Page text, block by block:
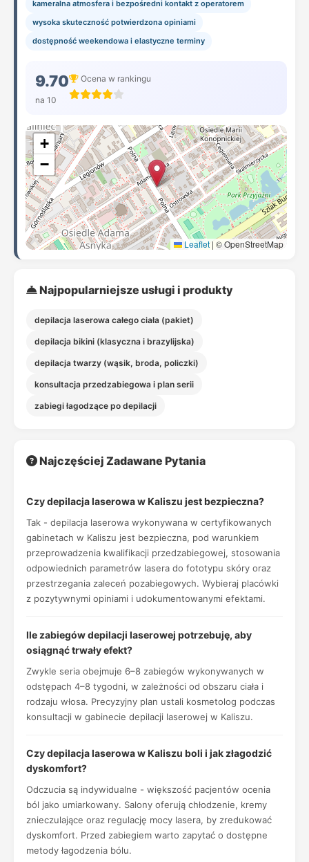
kameralna atmosfera i bezpośredni kontakt z operatorem
wysoka skuteczność potwierdzona opiniami
dostępność weekendowa i elastyczne terminy
9.70
na 10
Ocena w rankingu
+
−
Leaflet | © OpenStreetMap
Najpopularniejsze usługi i produkty
depilacja laserowa całego ciała (pakiet)
depilacja bikini (klasyczna i brazylijska)
depilacja twarzy (wąsik, broda, policzki)
konsultacja przedzabiegowa i plan serii
zabiegi łagodzące po depilacji
Najczęściej Zadawane Pytania
Czy depilacja laserowa w Kaliszu jest bezpieczna?
Tak - depilacja laserowa wykonywana w certyfikowanych
gabinetach w Kaliszu jest bezpieczna, pod warunkiem
przeprowadzenia kwalifikacji przedzabiegowej, stosowania
odpowiednich parametrów lasera do fototypu skóry oraz
przestrzegania zaleceń pozabiegowych. Wybieraj placówki
z pozytywnymi opiniami i udokumentowanymi efektami.
Ile zabiegów depilacji laserowej potrzebuję, aby
osiągnąć trwały efekt?
Zwykle seria obejmuje 6–8 zabiegów wykonywanych w
odstępach 4–8 tygodni, w zależności od obszaru ciała i
rodzaju włosa. Precyzyjny plan ustali kosmetolog podczas
konsultacji w gabinecie depilacji laserowej w Kaliszu.
Czy depilacja laserowa w Kaliszu boli i jak złagodzić
dyskomfort?
Odczucia są indywidualne - większość pacjentów ocenia
ból jako umiarkowany. Salony oferują chłodzenie, kremy
znieczulające oraz regulację mocy lasera, by zredukować
dyskomfort. Przed zabiegiem warto zapytać o dostępne
metody łagodzenia bólu.